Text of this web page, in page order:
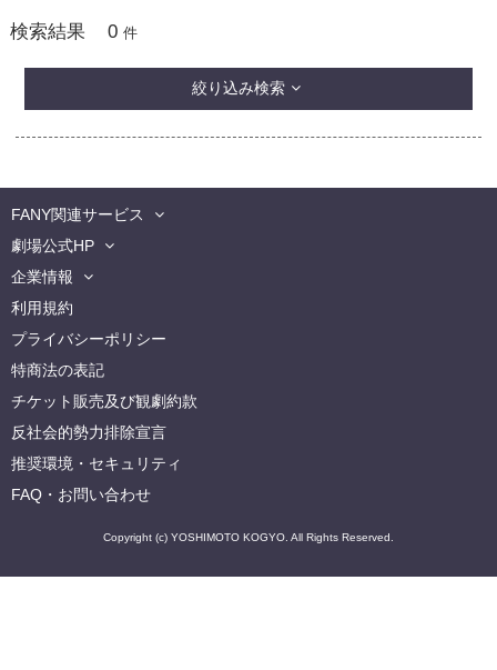
検索結果 0 件
絞り込み検索
FANY関連サービス
劇場公式HP
企業情報
利用規約
プライバシーポリシー
特商法の表記
チケット販売及び観劇約款
反社会的勢力排除宣言
推奨環境・セキュリティ
FAQ・お問い合わせ
Copyright (c) YOSHIMOTO KOGYO. All Rights Reserved.